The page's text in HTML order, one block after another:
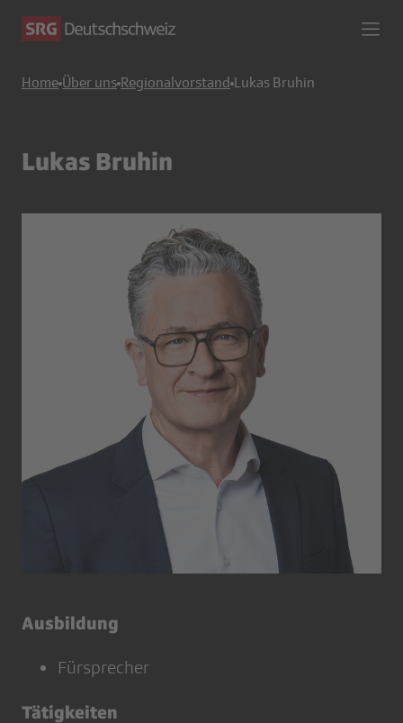
Home Über uns Regionalvorstand Lukas Bruhin
Lukas Bruhin
Ausbildung
Fürsprecher
Tätigkeiten